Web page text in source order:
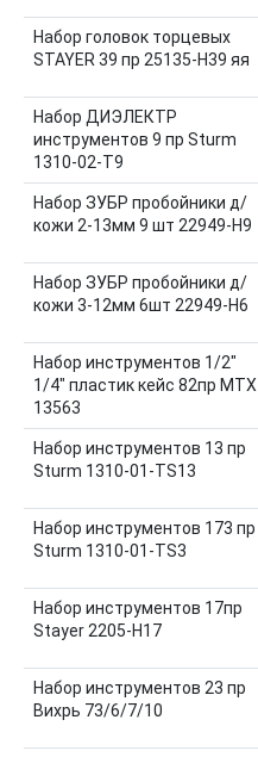
Набор головок торцевых
STAYER 39 пр 25135-H39 яя
Набор ДИЭЛЕКТР
инструментов 9 пр Sturm
1310-02-T9
Набор ЗУБР пробойники д/
кожи 2-13мм 9 шт 22949-Н9
Набор ЗУБР пробойники д/
кожи 3-12мм 6шт 22949-Н6
Набор инструментов 1/2"
1/4" пластик кейс 82пр MTX
13563
Набор инструментов 13 пр
Sturm 1310-01-TS13
Набор инструментов 173 пр
Sturm 1310-01-TS3
Набор инструментов 17пр
Stayer 2205-Н17
Набор инструментов 23 пр
Вихрь 73/6/7/10